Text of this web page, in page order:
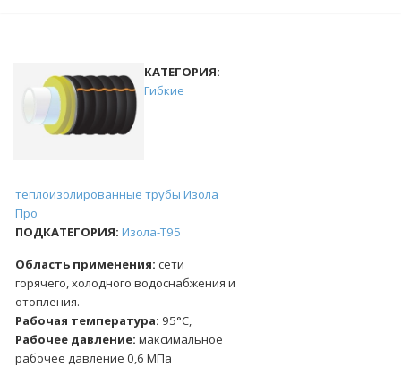
КАТЕГОРИЯ:
Гибкие
теплоизолированные трубы Изола
Про
ПОДКАТЕГОРИЯ: Изола-Т95
Область применения: сети
горячего, холодного водоснабжения и
отопления.
Рабочая температура: 95°С,
Рабочее давление: максимальное
рабочее давление 0,6 МПа